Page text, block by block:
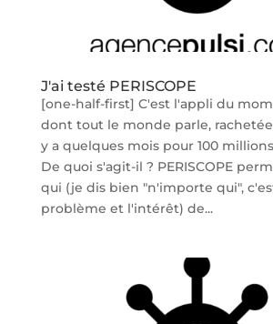
J'ai testé PERISCOPE
[one-half-first] C'est l'appli du
dont tout le monde parle,
y a quelques mois pour 100
De quoi s'agit-il ? PERISCOPE
qui (je dis bien "n'importe qui",
problème et l'intérêt) de...